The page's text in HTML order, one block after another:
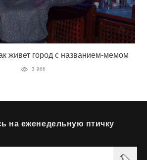
живет город с названием-мемом
3 966
на еженедельную птичку